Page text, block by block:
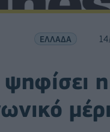
ΕΛΛΑΔΑ
η